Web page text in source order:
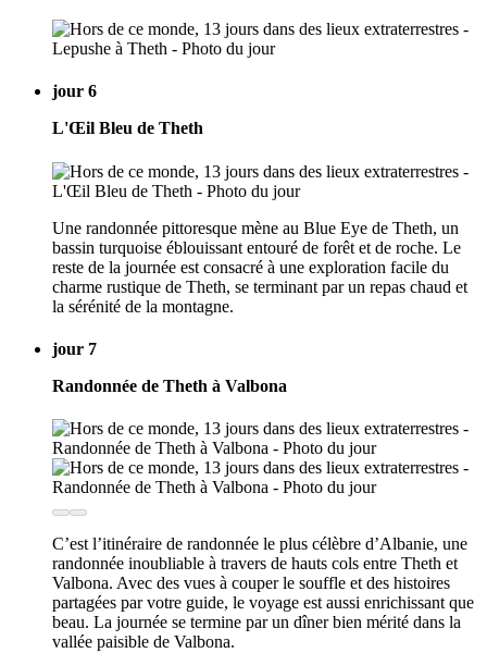
jour 6
L'Œil Bleu de Theth
Une randonnée pittoresque mène au Blue Eye de Theth, un
bassin turquoise éblouissant entouré de forêt et de roche. Le
reste de la journée est consacré à une exploration facile du
charme rustique de Theth, se terminant par un repas chaud et
la sérénité de la montagne.
jour 7
Randonnée de Theth à Valbona
C’est l’itinéraire de randonnée le plus célèbre d’Albanie, une
randonnée inoubliable à travers de hauts cols entre Theth et
Valbona. Avec des vues à couper le souffle et des histoires
partagées par votre guide, le voyage est aussi enrichissant que
beau. La journée se termine par un dîner bien mérité dans la
vallée paisible de Valbona.